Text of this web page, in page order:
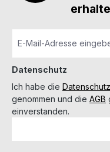
Datenschutz
Ich habe die
genommen und die AGB
einverstanden.